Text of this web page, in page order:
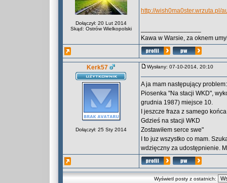
Dołączył: 20 Lut 2014
Skąd: Ostrów Wielkopolski
http://wish0ma0ster.wrzuta.pl/
Kawa w Warsie, za oknem
Kerk57
Dołączył: 25 Sty 2014
Wysłany: 07-10-2014, 20:10
A ja mam następujący problem:
Piosenka "Na stacji WKD",
grudnia 1987) miejsce 10.
I jeszcze fraza z samego
Gdzieś na stacji WKD
Zostawiłem serce swe"
I to juz wszystko co mam.
wdzięczny za udostępnienie.
Wyświetl posty z ostatnich: